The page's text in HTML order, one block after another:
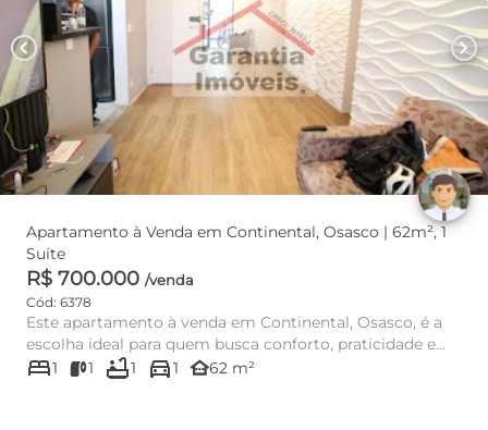
chevron_left chevron_right
Apartamento à Venda em Continental, Osasco | 62m², 1
Suíte
R$ 700.000 /venda
Cód: 6378
Este apartamento à venda em Continental, Osasco, é a
escolha ideal para quem busca conforto, praticidade e
uma localiza...
bed1 1 bathtub1 directions_car1 other_houses62 m²